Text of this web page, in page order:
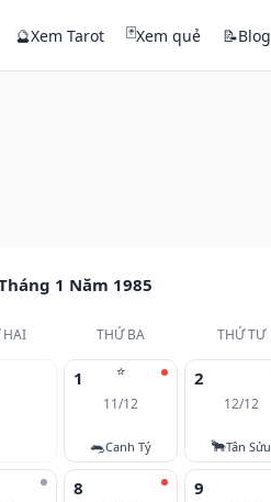
🔮Xem Tarot 🃏Xem quẻ 📝Blog
1 Năm 1985
HAI THỨ BA THỨ TƯ
⭐
1
11/12
🐀Canh Tý
2
12/12
🐂Tân Sửu
8 9